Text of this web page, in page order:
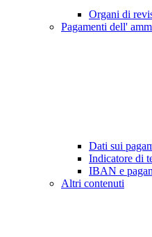
Organi di
Pagamenti dell'
Dati sui
Indicatore di
IBAN e
Altri contenuti